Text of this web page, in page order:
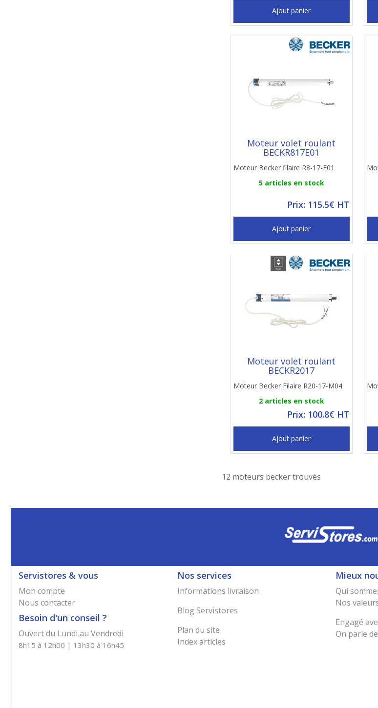
Ajout panier
Moteur volet roulant
BECKR817E01
Moteur Becker filaire R8-17-E01
5 articles en stock
Prix: 115.5€ HT
Ajout panier
Moteur volet roulant
BECKR2017
Moteur Becker Filaire R20-17-M04
2 articles en stock
Prix: 100.8€ HT
Ajout panier
12 moteurs becker trouvés
Servistores & vous
Mon compte
Nous contacter
Besoin d'un conseil ?
Ouvert du Lundi au Vendredi
8h15 à 12h00 | 13h30 à 16h45
Nos services
Informations livraison
Blog Servistores
Plan du site
Index articles
Mieux
Qui
Nos
Engagé
On parle